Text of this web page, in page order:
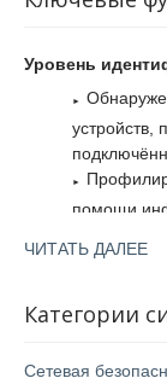
Уровень
устройств,
помощи
Система
Более 20
ЧИТАТЬ ДАЛЕЕ
Категории
Сетевая